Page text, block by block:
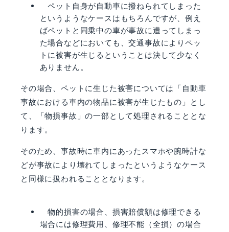
ペット自身が自動車に撥ねられてしまった
というようなケースはもちろんですが、例え
ばペットと同乗中の車が事故に遭ってしまっ
た場合などにおいても、交通事故によりペッ
トに被害が生じるということは決して少なく
ありません。
その場合、ペットに生じた被害については「自動車
事故における車内の物品に被害が生じたもの」とし
て、「物損事故」の一部として処理されることとな
ります。
そのため、事故時に車内にあったスマホや腕時計な
どが事故により壊れてしまったというようなケース
と同様に扱われることとなります。
物的損害の場合、損害賠償額は修理できる
場合には修理費用、修理不能（全損）の場合